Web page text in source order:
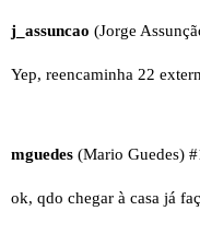
j_assuncao (Jorge
Yep, reencaminha 22
mguedes (Mario Guedes)
ok, qdo chegar à casa já